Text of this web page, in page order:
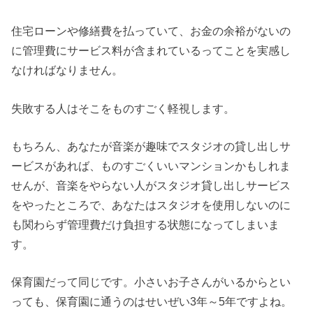
住宅ローンや修繕費を払っていて、お金の余裕がないの
に管理費にサービス料が含まれているってことを実感し
なければなりません。
失敗する人はそこをものすごく軽視します。
もちろん、あなたが音楽が趣味でスタジオの貸し出しサ
ービスがあれば、ものすごくいいマンションかもしれま
せんが、音楽をやらない人がスタジオ貸し出しサービス
をやったところで、あなたはスタジオを使用しないのに
も関わらず管理費だけ負担する状態になってしまいま
す。
保育園だって同じです。小さいお子さんがいるからとい
っても、保育園に通うのはせいぜい3年～5年ですよね。